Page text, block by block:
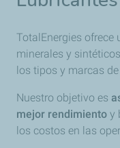
TotalEnergies
minerales y
los tipos y marcas
Nuestro objetivo es
mejor rendimiento y
los costos en las